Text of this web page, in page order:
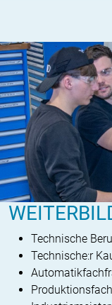
Technische
Technische:r